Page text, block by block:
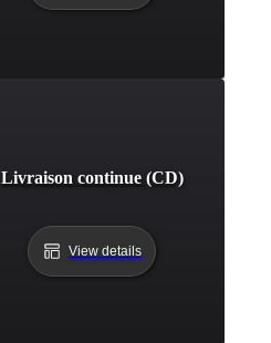
Livraison continue (CD)
View details